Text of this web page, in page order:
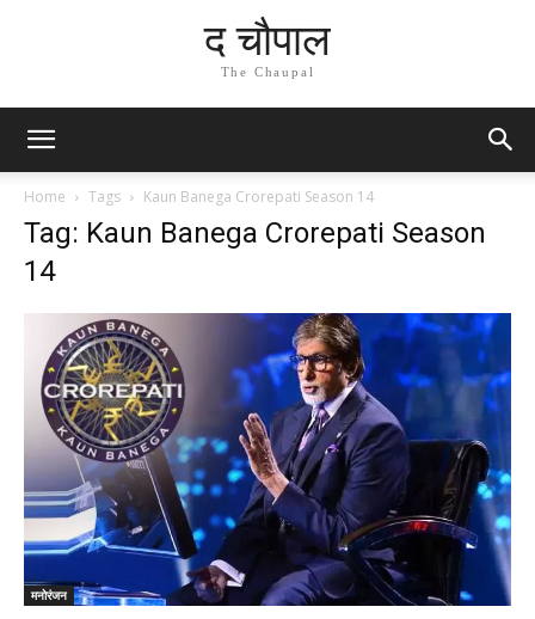
द चौपाल
The Chaupal
Home Tags Kaun Banega Crorepati Season 14
Tag: Kaun Banega Crorepati Season
14
मनोरंजन